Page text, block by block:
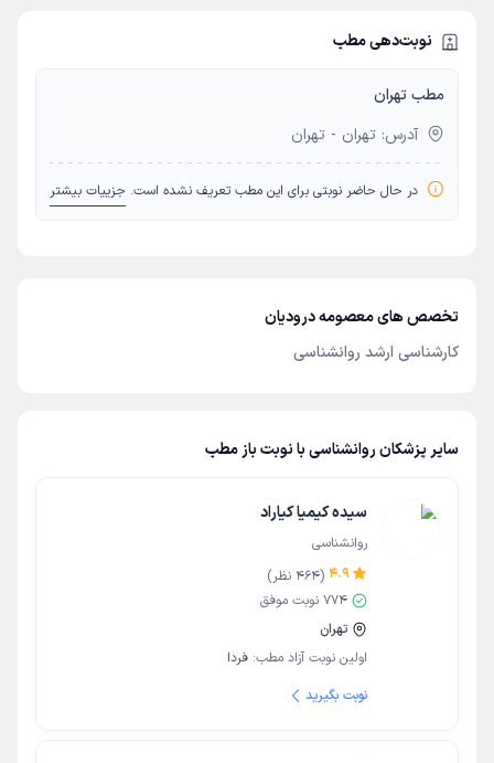
نوبت‌دهی مطب
مطب تهران
آدرس: تهران - تهران
در حال حاضر نوبتی برای این مطب تعریف نشده است. جزییات بیشتر
تخصص های معصومه درودیان
کارشناسی ارشد روانشناسی
سایر پزشکان روانشناسی با نوبت باز مطب
سیده کیمیا کیاراد
روانشناسی
4.9
(
464 نظر)
774 نوبت موفق
تهران
اولین نوبت آزاد مطب: فردا
نوبت بگیرید